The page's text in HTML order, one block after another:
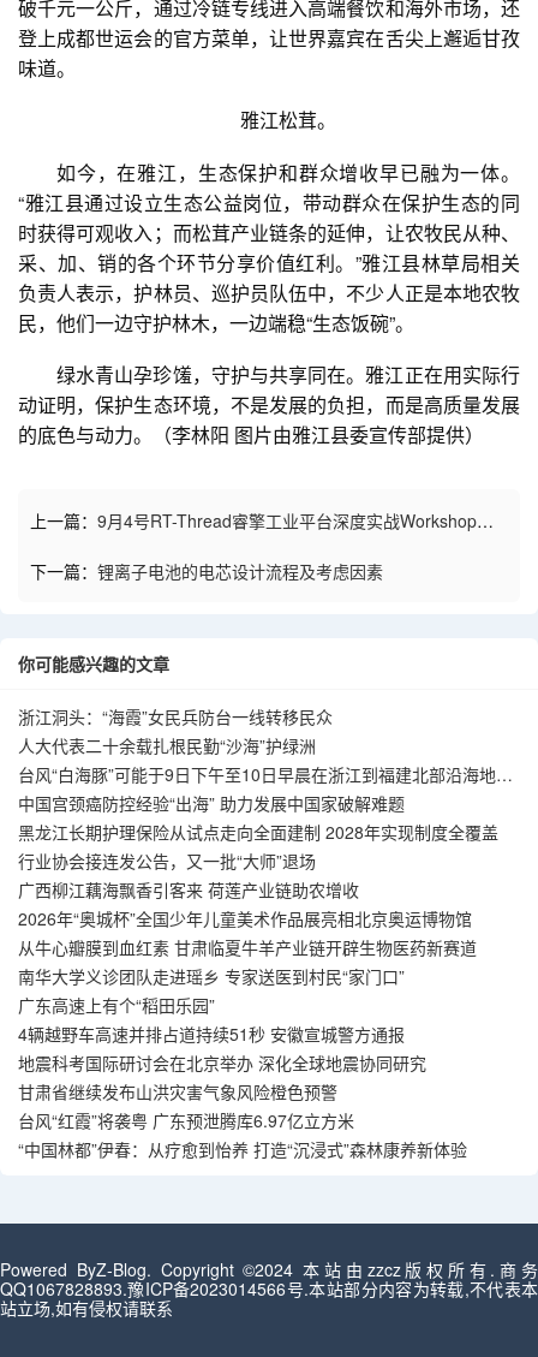
破千元一公斤，通过冷链专线进入高端餐饮和海外市场，还
登上成都世运会的官方菜单，让世界嘉宾在舌尖上邂逅甘孜
味道。
雅江松茸。
如今，在雅江，生态保护和群众增收早已融为一体。
“雅江县通过设立生态公益岗位，带动群众在保护生态的同
时获得可观收入；而松茸产业链条的延伸，让农牧民从种、
采、加、销的各个环节分享价值红利。”雅江县林草局相关
负责人表示，护林员、巡护员队伍中，不少人正是本地农牧
民，他们一边守护林木，一边端稳“生态饭碗”。
绿水青山孕珍馐，守护与共享同在。雅江正在用实际行
动证明，保护生态环境，不是发展的负担，而是高质量发展
的底色与动力。（李林阳 图片由雅江县委宣传部提供）
上一篇： 9月4号RT-Thread睿擎工业平台深度实战Workshop上
海站：4小时从环境搭建到量产部署，构建远程监控网关原型|产
下一篇： 锂离子电池的电芯设计流程及考虑因素
你可能感兴趣的文章
浙江洞头：“海霞”女民兵防台一线转移民众
人大代表二十余载扎根民勤“沙海”护绿洲
台风“白海豚”可能于9日下午至10日早晨在浙江到福建北部沿海地区
登陆
中国宫颈癌防控经验“出海” 助力发展中国家破解难题
黑龙江长期护理保险从试点走向全面建制 2028年实现制度全覆盖
行业协会接连发公告，又一批“大师”退场
广西柳江藕海飘香引客来 荷莲产业链助农增收
2026年“奥城杯”全国少年儿童美术作品展亮相北京奥运博物馆
从牛心瓣膜到血红素 甘肃临夏牛羊产业链开辟生物医药新赛道
南华大学义诊团队走进瑶乡 专家送医到村民“家门口”
广东高速上有个“稻田乐园”
4辆越野车高速并排占道持续51秒 安徽宣城警方通报
地震科考国际研讨会在北京举办 深化全球地震协同研究
甘肃省继续发布山洪灾害气象风险橙色预警
台风“红霞”将袭粤 广东预泄腾库6.97亿立方米
“中国林都”伊春：从疗愈到怡养 打造“沉浸式”森林康养新体验
Powered ByZ-Blog. Copyright ©2024 本站由zzcz版权所有.商务
QQ1067828893.豫ICP备2023014566号.本站部分内容为转载,不代表本
站立场,如有侵权请联系